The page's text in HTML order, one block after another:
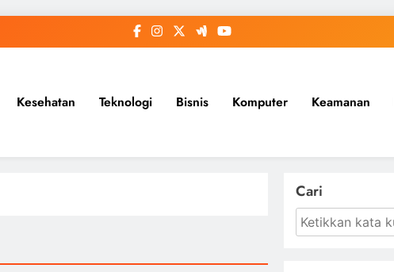
Kesehatan Teknologi Bisnis Komputer Keamanan
Cari